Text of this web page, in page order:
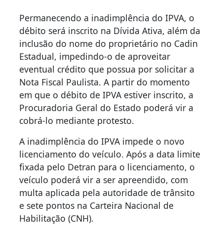
Permanecendo a inadimplência do IPVA, o
débito será inscrito na Dívida Ativa, além da
inclusão do nome do proprietário no Cadin
Estadual, impedindo-o de aproveitar
eventual crédito que possua por solicitar a
Nota Fiscal Paulista. A partir do momento
em que o débito de IPVA estiver inscrito, a
Procuradoria Geral do Estado poderá vir a
cobrá-lo mediante protesto.
A inadimplência do IPVA impede o novo
licenciamento do veículo. Após a data limite
fixada pelo Detran para o licenciamento, o
veículo poderá vir a ser apreendido, com
multa aplicada pela autoridade de trânsito
e sete pontos na Carteira Nacional de
Habilitação (CNH).